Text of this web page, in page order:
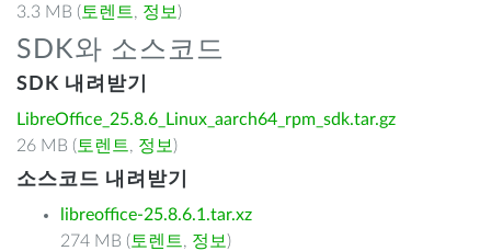
3.3 MB ( 토렌트, 정보 )
SDK와 소스코드
SDK 내려받기
LibreOffice_25.8.6_Linux_aarch64_rpm_sdk.tar.gz
26 MB ( 토렌트, 정보 )
소스코드 내려받기
libreoffice-25.8.6.1.tar.xz
274 MB ( 토렌트, 정보 )